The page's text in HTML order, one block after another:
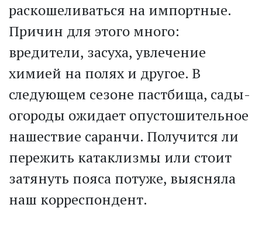
раскошеливаться на импортные.
Причин для этого много:
вредители, засуха, увлечение
химией на полях и другое. В
следующем сезоне пастбища, сады-
огороды ожидает опустошительное
нашествие саранчи. Получится ли
пережить катаклизмы или стоит
затянуть пояса потуже, выясняла
наш корреспондент.